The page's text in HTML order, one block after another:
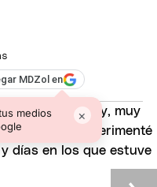
MDZol en
medios
×